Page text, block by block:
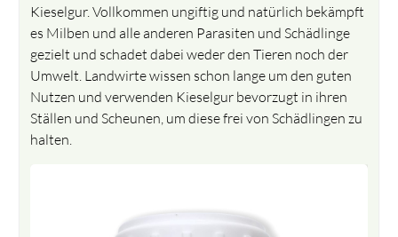
Kieselgur. Vollkommen ungiftig und natürlich bekämpft
es Milben und alle anderen Parasiten und Schädlinge
gezielt und schadet dabei weder den Tieren noch der
Umwelt. Landwirte wissen schon lange um den guten
Nutzen und verwenden Kieselgur bevorzugt in ihren
Ställen und Scheunen, um diese frei von Schädlingen zu
halten.